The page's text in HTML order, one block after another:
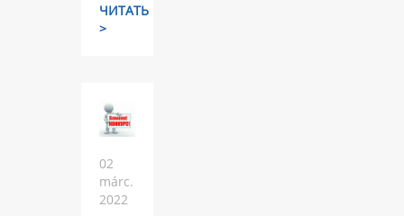
ЧИТАТЬ
>
02
márc.
2022